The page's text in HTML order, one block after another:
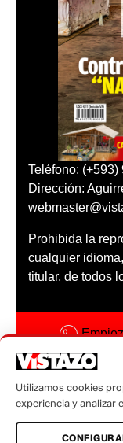
Teléfono: (+593)
Dirección:
Prohibida la
cualquier
titular, de todos
Código
Utilizamos cookies
experiencia y analizar